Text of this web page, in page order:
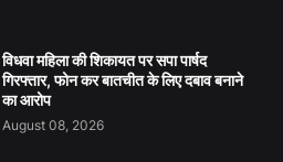
विधवा महिला की शिकायत पर सपा पार्षद
गिरफ्तार, फोन कर बातचीत के लिए दबाव बनाने
का आरोप
August 08, 2026